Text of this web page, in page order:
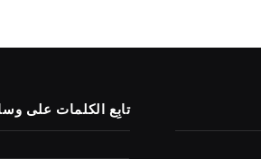
تابِع الكلمات على